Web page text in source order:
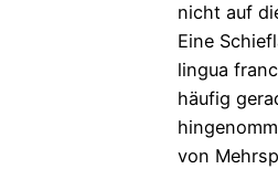
nicht auf
Eine
lingua
häufig
von